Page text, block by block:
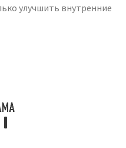
улучшить внутренние